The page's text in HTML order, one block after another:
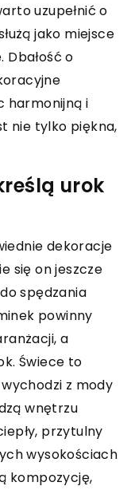
uzupełnić o
jako miejsce
Dbałość o
harmonijną i
nie tylko piękna,
urok
dekoracje
się on jeszcze
spędzania
powinny
a
Świece to
z mody
wnętrzu
przytulny
wysokościach
kompozycję,